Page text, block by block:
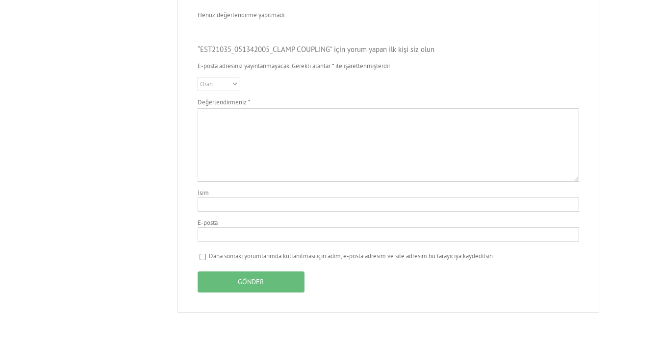
Henüz değerlendirme yapılmadı.
“EST21035_051342005_CLAMP COUPLING” için yorum yapan ilk kişi siz olun
E-posta adresiniz yayınlanmayacak.Gerekli alanlar* ile işaretlenmişlerdir
Değerlendirmeniz*
İsim
E-posta
Daha sonraki yorumlarımda kullanılması için adım, e-posta adresim ve site adresim bu tarayıcıya kaydedilsin.